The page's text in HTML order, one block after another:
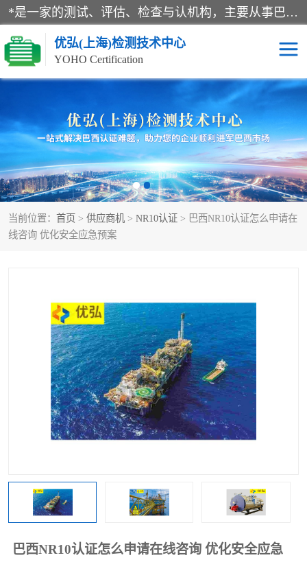
*是一家的测试、评估、检查与认机构，主要从事巴西NR10认证、NR12认证、NR13认证；ANATEL认证、INMTRO认证，欧盟CE认证：MD认证，PED认证，MID认证，ATEX认证，德国蓝色天使认证。
优弘(上海)检测技术中心
YOHO Certification
当前位置： 首页 > 供应商机 > NR10认证 > 巴西NR10认证怎么申请在
线咨询 优化安全应急预案
巴西NR10认证怎么申请在线咨询 优化安全应急
RECYCLASS认证 NR10认证
NR12认证 NR13认证
ART认证 巴西NR认证
巴西认证 RETIE认证